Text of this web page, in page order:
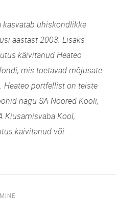
kasvatab ühiskondlikke
aastast 2003. Lisaks
käivitanud Heateo
mis toetavad mõjusate
Heateo portfellist on teiste
nagu SA Noored Kooli,
Kiusamisvaba Kool,
käivitanud või